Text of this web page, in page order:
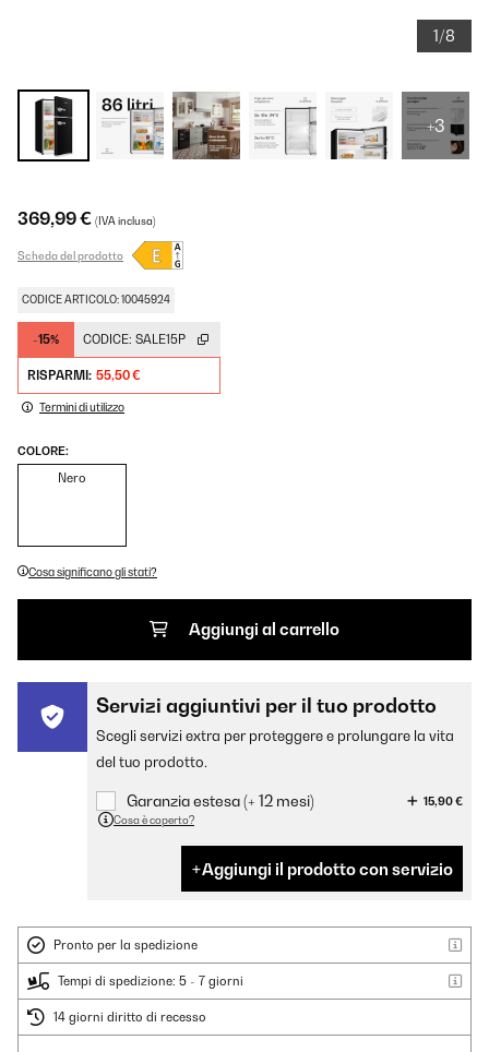
1/8
+3
369,99 € (IVA inclusa)
Scheda del prodotto
CODICE ARTICOLO: 10045924
-15% CODICE: SALE15P
RISPARMI: 55,50 €
Termini di utilizzo
COLORE:
Nero
Cosa significano gli stati?
Aggiungi al carrello
Servizi aggiuntivi per il tuo prodotto
Scegli servizi extra per proteggere e prolungare la vita
del tuo prodotto.
Garanzia estesa (+ 12 mesi)
15,90 €
Cosa è coperto?
Aggiungi il prodotto con servizio
Pronto per la spedizione
Tempi di spedizione: 5 - 7 giorni
14 giorni diritto di recesso